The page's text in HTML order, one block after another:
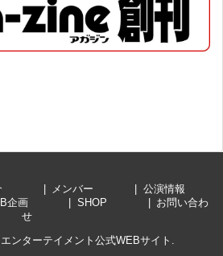
介 メンバー
公演情報
企画 SHOP
お問い合わ
せ
ンターテイメント公式WEBサイト